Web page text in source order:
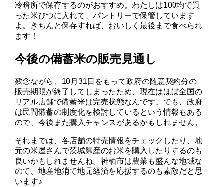
冷暗所で保存するのがおすすめ。わたしは100均で買
った米びつに入れて、パントリーで保管しています
よ。きちんと保存すれば、おいしく最後まで食べられ
ます！
今後の備蓄米の販売見通し
残念ながら、10月31日をもって政府の随意契約分の
販売期限が終了してしまったため、現在はほぼ全国の
リアル店舗で備蓄米は完売状態なんです。でも、政府
は民間備蓄の制度化を検討しているという情報もある
ので、今後また購入チャンスがあるかもしれません。
それまでは、各店舗の特売情報をチェックしたり、地
元の米屋さんで茨城県産のお米を購入したりするのも
良いかもしれませんね。神栖市は農業も盛んな地域な
ので、地産地消で地元経済を応援するのも素敵だと思
います♪